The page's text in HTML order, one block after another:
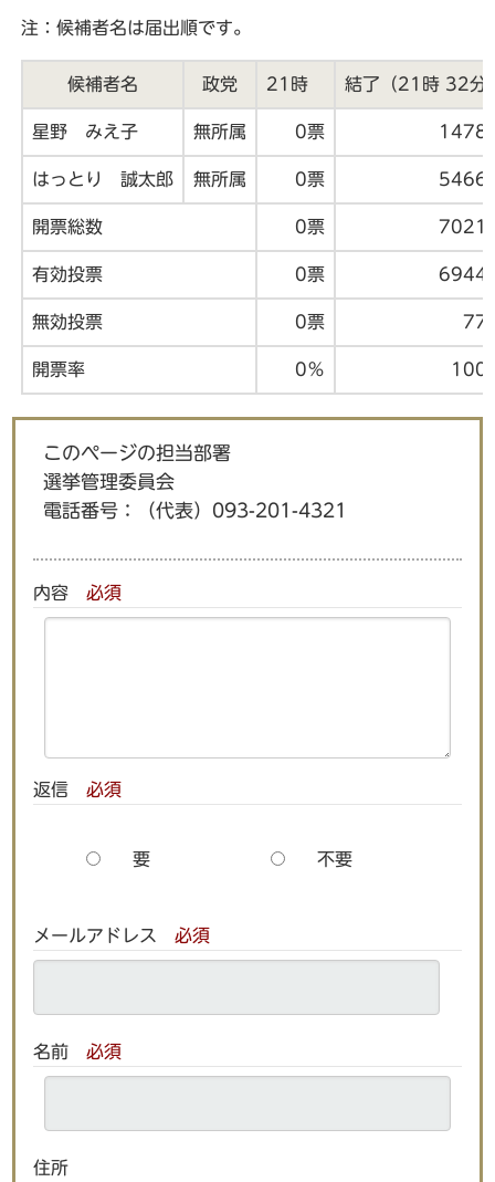
注：候補者名は届出順です。
候補者名 政党 21時 結了（21時 32分
星野 みえ子 無所属 0票 1478
はっとり 誠太郎 無所属 0票 5466
開票総数 0票 7021
有効投票 0票 6944
無効投票 0票 77
開票率 0％ 100
このページの担当部署
選挙管理委員会
電話番号：
（代表）093-201-4321
内容 必須
返信 必須
要 不要
メールアドレス 必須
名前 必須
住所